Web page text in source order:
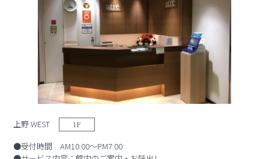
上野 WEST 1F
●受付時間 AM10:00～PM7:00